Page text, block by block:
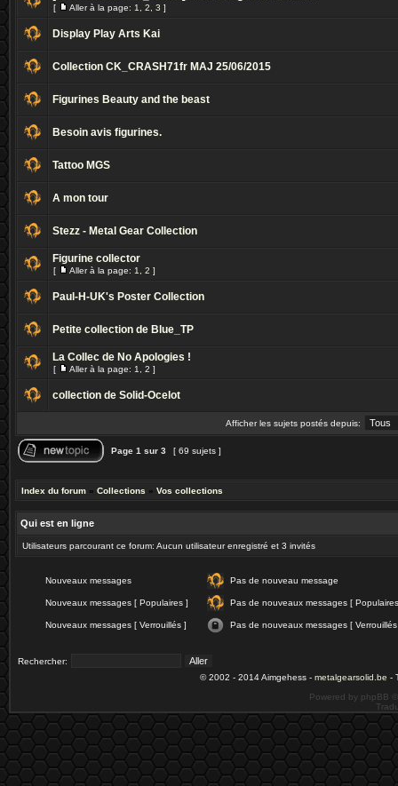
[ Aller à la page: 1 2 3 ]
Display Play Arts Kai
Collection CK_CRASH71fr MAJ 25/06/2015
Figurines Beauty and the beast
Besoin avis figurines.
Tattoo MGS
A mon tour
Stezz - Metal Gear Collection
Figurine collector
[ Aller à la page: 1 2 ]
Paul-H-UK's Poster Collection
Petite collection de Blue_TP
La Collec de No Apologies !
[ Aller à la page: 1 2 ]
collection de Solid-Ocelot
Afficher les sujets postés depuis:
Page 1 sur 3 [ 69 sujets ]
Index du forum » Collections » Vos collections
Qui est en ligne
Utilisateurs parcourant ce forum: Aucun utilisateur enregistré et 3 invités
Nouveaux messages Pas de nouveau message
Nouveaux messages [ Populaires ] Pas de nouveaux messages [
Nouveaux messages [ Verrouillés ] Pas de nouveaux messages [
Rechercher:
© 2002 - 2014 Aimgehess - metalgearsolid.be -
Powered by phpBB